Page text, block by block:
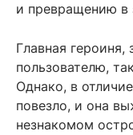
и превращению в
Главная героиня,
пользователю,
Однако, в
повезло, и она
незнакомом